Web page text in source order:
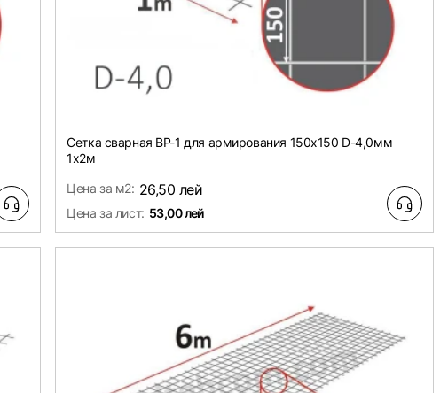
Сетка сварная ВР-1 для армирования 150х150 D-4,0мм
1х2м
Цена за м2: 26,50 лей
Цена за лист: 53,00 лей